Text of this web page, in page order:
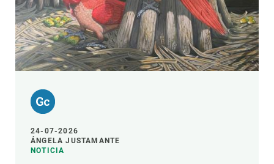
24-07-2026
ÁNGELA JUSTAMANTE
NOTICIA